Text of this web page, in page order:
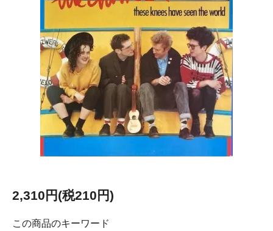
2,310円(税210円)
この商品のキーワード